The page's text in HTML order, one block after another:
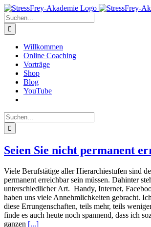
Zum
Inhalt
springen
Suche
nach:
Willkommen
Online Coaching
Vorträge
Shop
Blog
YouTube
Suche
nach:
Seien Sie nicht permanent
Viele Berufstätige aller Hierarchiestufen sind
permanent erreichbar sein müssen. Dahinter
unterschiedlicher Art. Handy, Internet,
haben uns viele Annehmlichkeiten gebracht.
diese Errungenschaften, teils mehr, teils
finde es auch heute noch spannend, dass ich
ganzen [...]